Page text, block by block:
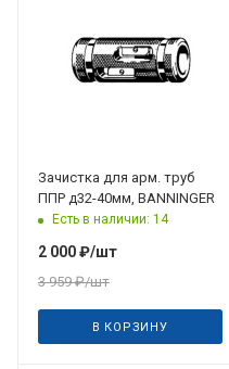
Зачистка для арм. труб
ППР д32-40мм, BANNINGER
Есть в наличии: 14
2 000₽/шт
3 959₽/шт
В КОРЗИНУ